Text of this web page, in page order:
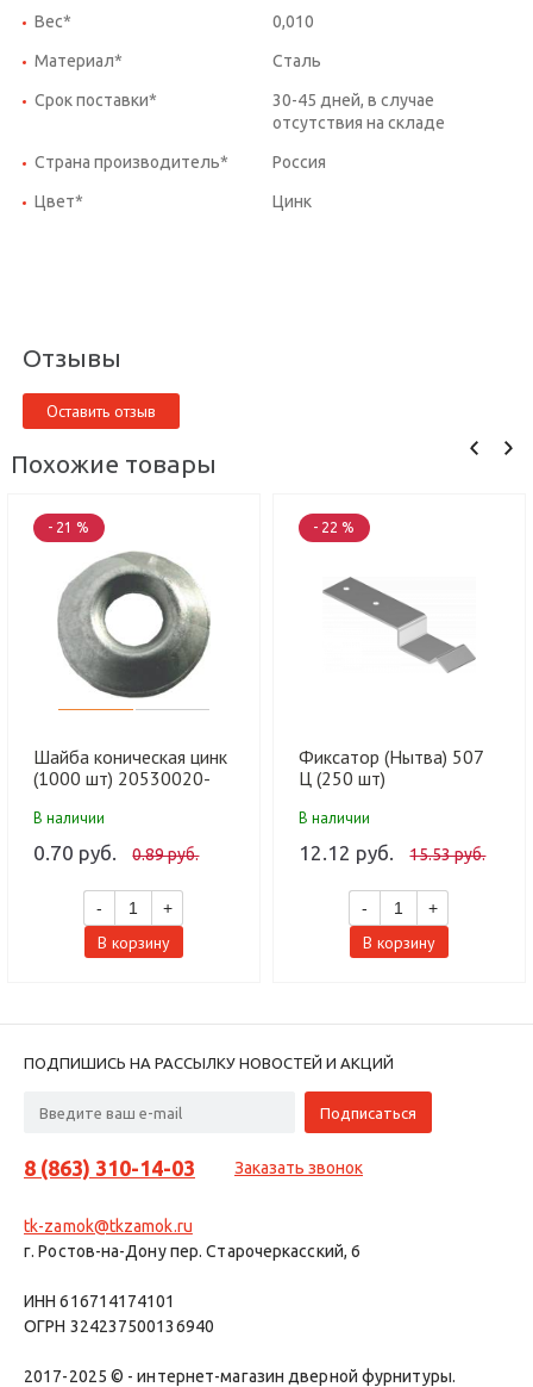
Вес* 0,010
Материал* Сталь
Срок поставки*
30-45 дней, в случае
отсутствия на складе
Страна производитель* Россия
Цвет* Цинк
Отзывы
Оставить отзыв
Похожие товары
- 21 %
Шайба коническая цинк
(1000 шт) 20530020-
В наличии
0.70 руб. 0.89 руб.
- +
В корзину
- 22 %
Фиксатор (Нытва) 507
Ц (250 шт)
В наличии
12.12 руб. 15.53 руб.
- +
В корзину
ПОДПИШИСЬ НА РАССЫЛКУ НОВОСТЕЙ И АКЦИЙ
8 (863) 310-14-03 Заказать звонок
tk-zamok@tkzamok.ru
г. Ростов-на-Дону пер. Старочеркасский, 6
ИНН 616714174101
ОГРН 324237500136940
2017-2025 © - интернет-магазин дверной фурнитуры.